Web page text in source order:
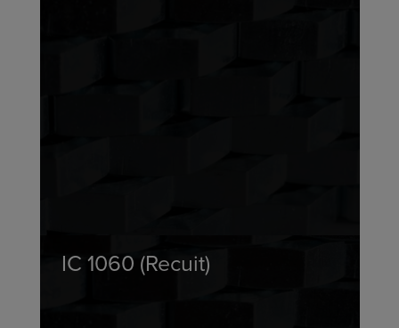
IC 1060 (Recuit)